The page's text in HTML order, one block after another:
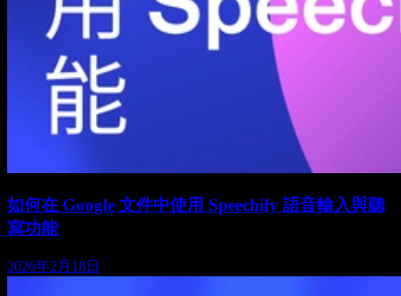
如何在 Google 文件中使用 Speechify 語音輸入與聽
寫功能
2026年2月18日